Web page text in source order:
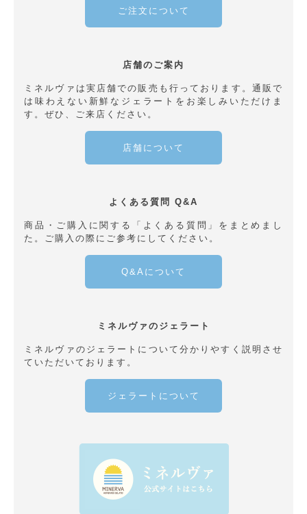
ご注文について
店舗のご案内
ミネルヴァは実店舗での販売も行っております。通販で
は味わえない新鮮なジェラートをお楽しみいただけま
す。ぜひ、ご来店ください。
店舗について
よくある質問 Q&A
商品・ご購入に関する「よくある質問」をまとめまし
た。ご購入の際にご参考にしてください。
Q&Aについて
ミネルヴァのジェラート
ミネルヴァのジェラートについて分かりやすく説明させ
ていただいております。
ジェラートについて